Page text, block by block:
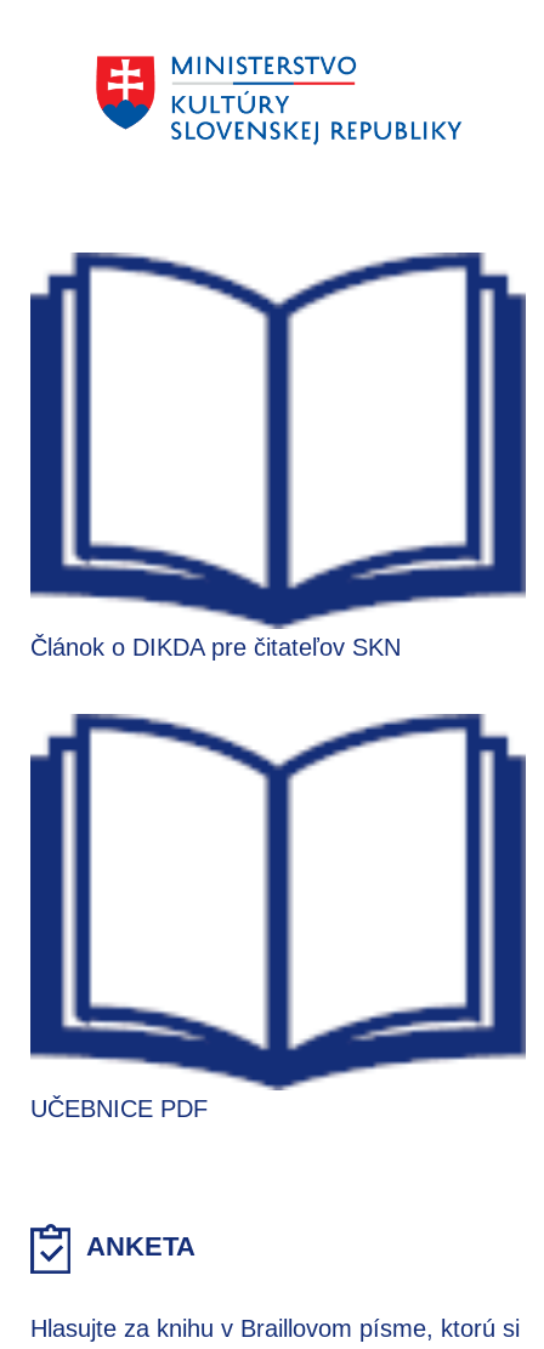
Článok o DIKDA pre čitateľov SKN
UČEBNICE PDF
ANKETA
Hlasujte za knihu v Braillovom písme, ktorú si